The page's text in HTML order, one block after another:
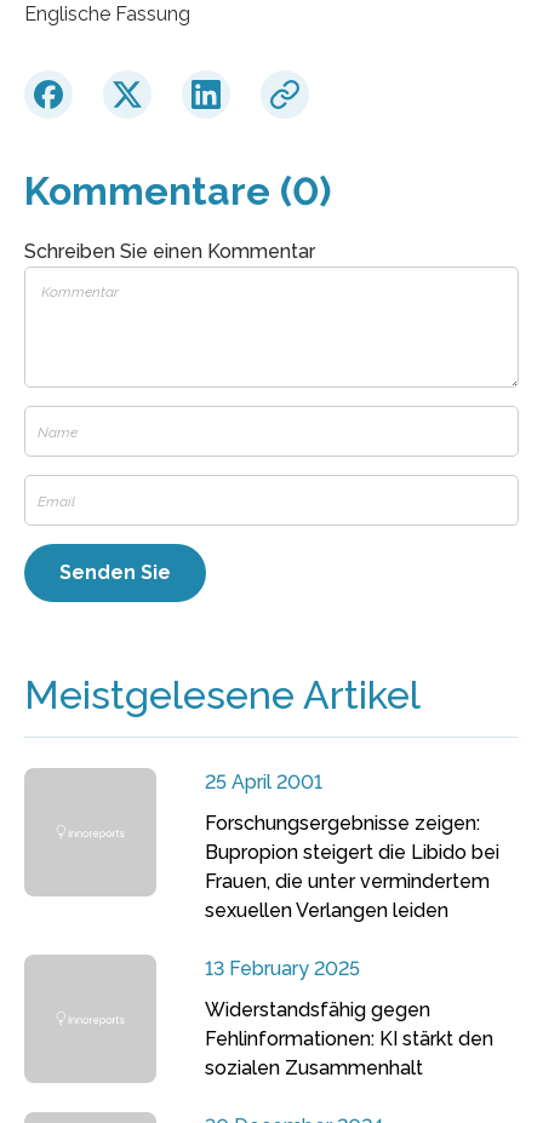
Englische Fassung
Kommentare (0)
Schreiben Sie einen Kommentar
Meistgelesene Artikel
25 April 2001
Forschungsergebnisse zeigen:
Bupropion steigert die Libido bei
Frauen, die unter vermindertem
sexuellen Verlangen leiden
13 February 2025
Widerstandsfähig gegen
Fehlinformationen: KI stärkt den
sozialen Zusammenhalt